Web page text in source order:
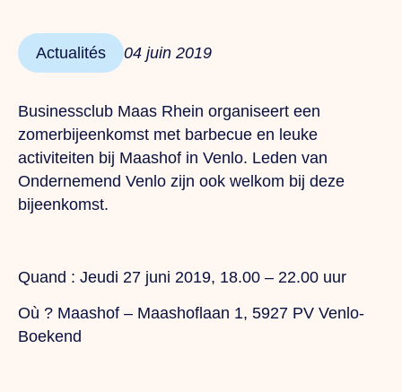
Actualités 04 juin 2019
Businessclub Maas Rhein organiseert een
zomerbijeenkomst met barbecue en leuke
activiteiten bij Maashof in Venlo. Leden van
Ondernemend Venlo zijn ook welkom bij deze
bijeenkomst.
Quand : Jeudi 27 juni 2019, 18.00 – 22.00 uur
Où ? Maashof – Maashoflaan 1, 5927 PV Venlo-
Boekend